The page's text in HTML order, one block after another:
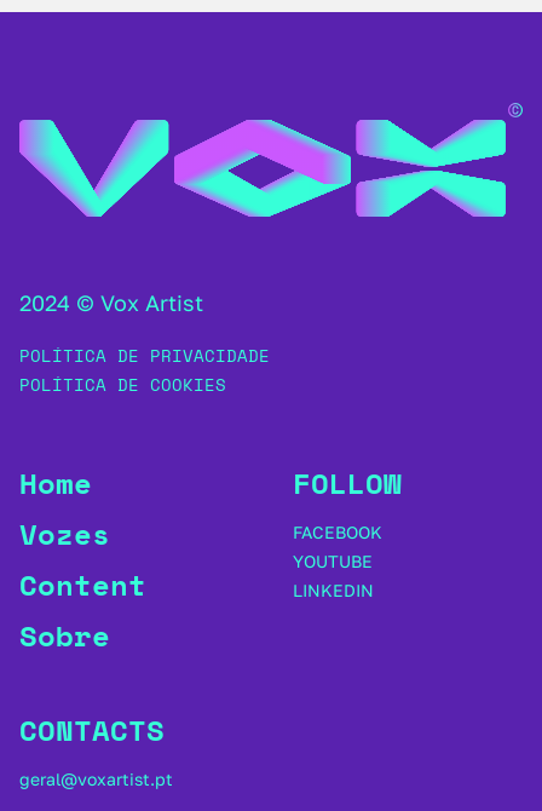
2024 © Vox Artist
POLÍTICA DE PRIVACIDADE
POLÍTICA DE COOKIES
Home
Vozes
Content
Sobre
FOLLOW
FACEBOOK
YOUTUBE
LINKEDIN
CONTACTS
geral@voxartist.pt